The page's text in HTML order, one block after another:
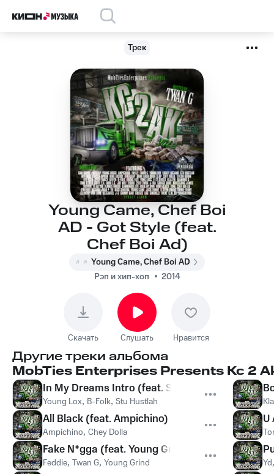
Трек
Young Came, Chef Boi
AD - Got Style (feat.
Chef Boi Ad)
Young Came, Chef Boi AD
Рэп и хип-хоп
2014
Скачать Слушать Нравится
Другие треки альбома
MobTies Enterprises Presents Kc 2
In My Dreams Intro (feat. Stu Hustlah & B-Folk)
Young Lox, B-Folk, Stu Hustlah
All Black (feat. Ampichino)
Ampichino, Chey Dolla
Fake N*gga (feat. Young Grind & Twan G)
Feddie, Twan G, Young Grind
U
Yd